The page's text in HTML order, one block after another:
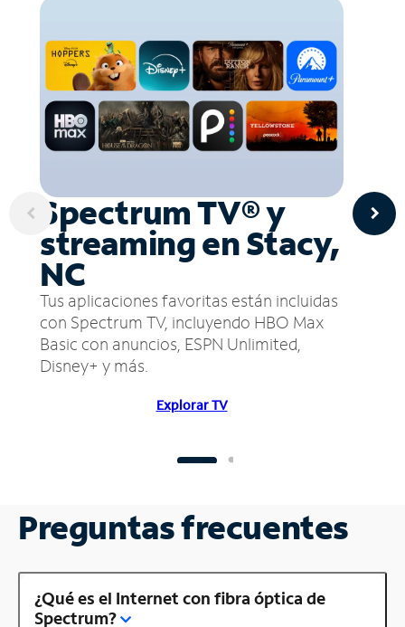
Spectrum TV® y
streaming en Stacy,
NC
Tus aplicaciones favoritas están incluidas
con Spectrum TV, incluyendo HBO Max
Basic con anuncios, ESPN Unlimited,
Disney+ y más.
Explorar TV
Preguntas frecuentes
¿Qué es el Internet con fibra óptica de
Spectrum?